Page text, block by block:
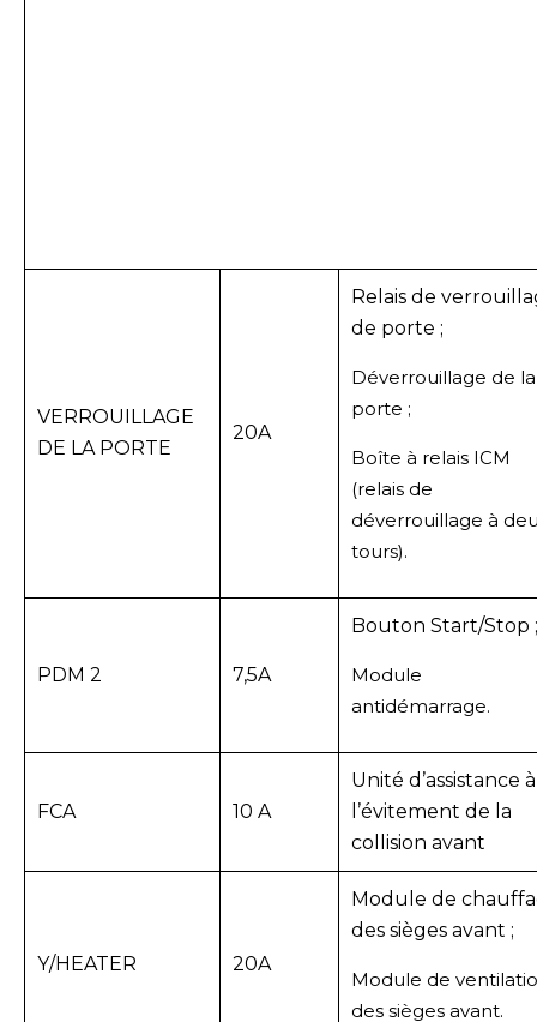
VERROUILLAGE
DE LA PORTE
20A
Relais de
de porte ;
Déverrouillage de la
porte ;
Boîte à relais ICM
(relais de
déverrouillage à
tours).
PDM 2 7,5A
Bouton Start/Stop ;
Module
antidémarrage.
FCA 10 A
Unité d’assistance à
l’évitement de la
collision avant
Y/HEATER 20A
Module de
des sièges avant ;
Module de
des sièges avant.